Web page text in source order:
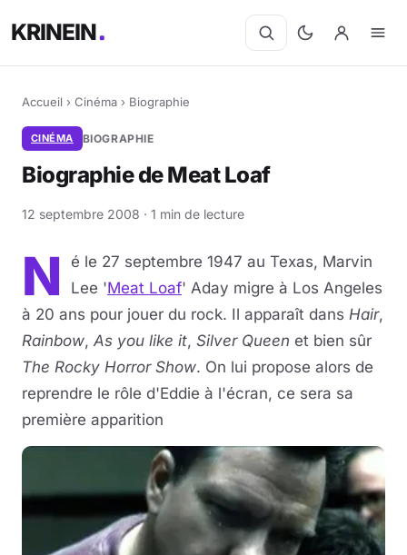
KRINEIN
Accueil › Cinéma › Biographie
CINÉMA BIOGRAPHIE
Biographie de Meat Loaf
12 septembre 2008 · 1 min de lecture
N
é le 27 septembre 1947 au Texas, Marvin
Lee 'Meat Loaf' Aday migre à Los Angeles
à 20 ans pour jouer du rock. Il apparaît dans Hair,
Rainbow, As you like it, Silver Queen et bien sûr
The Rocky Horror Show. On lui propose alors de
reprendre le rôle d'Eddie à l'écran, ce sera sa
première apparition